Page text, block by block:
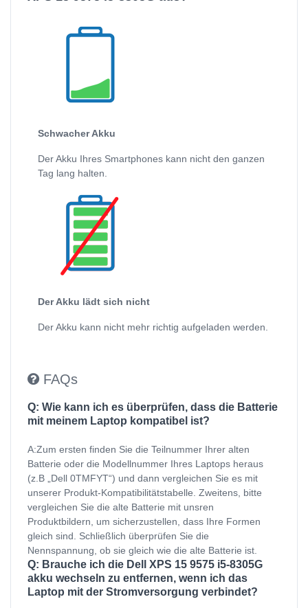
Schwacher Akku
Der Akku Ihres Smartphones kann nicht den ganzen
Tag lang halten.
Der Akku lädt sich nicht
Der Akku kann nicht mehr richtig aufgeladen werden.
FAQs
Q: Wie kann ich es überprüfen, dass die Batterie
mit meinem Laptop kompatibel ist?
A:Zum ersten finden Sie die Teilnummer Ihrer alten
Batterie oder die Modellnummer Ihres Laptops heraus
(z.B „Dell 0TMFYT“) und dann vergleichen Sie es mit
unserer Produkt-Kompatibilitätstabelle. Zweitens, bitte
vergleichen Sie die alte Batterie mit unsren
Produktbildern, um sicherzustellen, dass Ihre Formen
gleich sind. Schließlich überprüfen Sie die
Nennspannung, ob sie gleich wie die alte Batterie ist.
Q: Brauche ich die Dell XPS 15 9575 i5-8305G
akku wechseln zu entfernen, wenn ich das
Laptop mit der Stromversorgung verbindet?